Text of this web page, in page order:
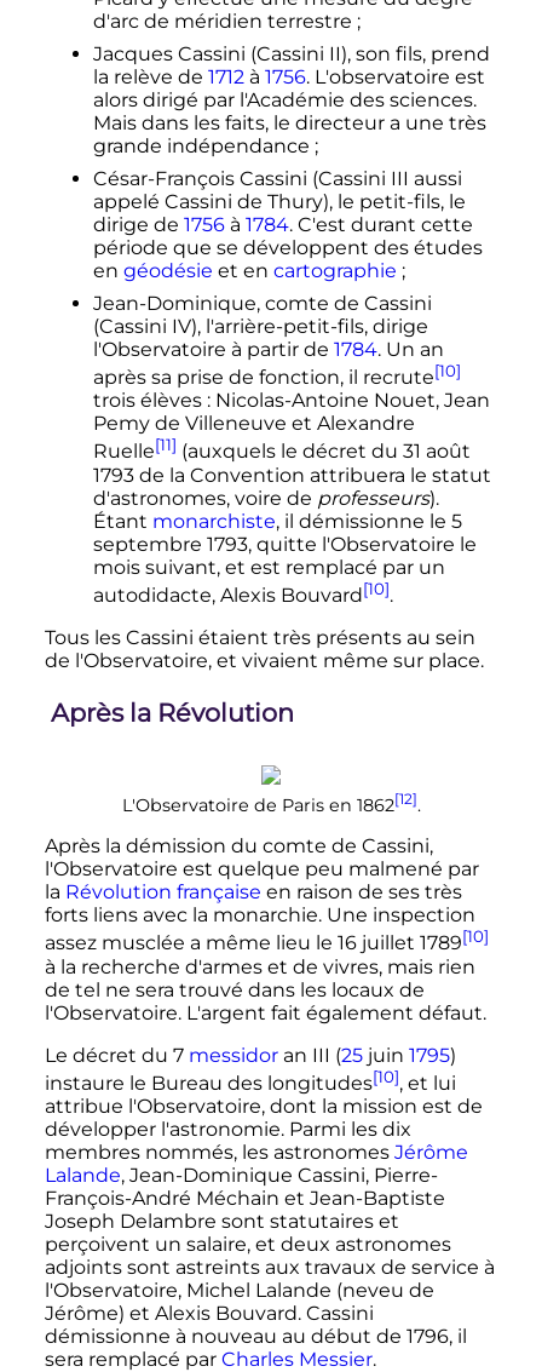
d'arc de méridien terrestre ;
Jacques Cassini (Cassini II), son fils, prend
la relève de 1712à 1756. L'observatoire est
alors dirigé par l'Académie des sciences.
Mais dans les faits, le directeur a une très
grande indépendance ;
César-François Cassini (Cassini III aussi
appelé Cassini de Thury), le petit-fils, le
dirige de 1756à 1784. C'est durant cette
période que se développent des études
en géodésie et en cartographie ;
Jean-Dominique, comte de Cassini
(Cassini IV), l'arrière-petit-fils, dirige
l'Observatoire à partir de 1784. Un an
après sa prise de fonction, il recrute[10]
trois élèves : Nicolas-Antoine Nouet, Jean
Pemy de Villeneuve et Alexandre
Ruelle[11] (auxquels le décret du 31 août
1793de la Convention attribuera le statut
d'astronomes, voire de professeurs).
Étant monarchiste, il démissionne le 5
septembre 1793, quitte l'Observatoire le
mois suivant, et est remplacé par un
autodidacte, Alexis Bouvard[10].
Tous les Cassini étaient très présents au sein
de l'Observatoire, et vivaient même sur place.
Après la Révolution
L'Observatoire de Paris en 1862[12].
Après la démission du comte de Cassini,
l'Observatoire est quelque peu malmené par
la Révolution française en raison de ses très
forts liens avec la monarchie. Une inspection
assez musclée a même lieu le 16 juillet 1789[10]
à la recherche d'armes et de vivres, mais rien
de tel ne sera trouvé dans les locaux de
l'Observatoire. L'argent fait également défaut.
Le décret du 7 messidoran III (25juin 1795)
instaure le Bureau des longitudes[10], et lui
attribue l'Observatoire, dont la mission est de
développer l'astronomie. Parmi les dix
membres nommés, les astronomes Jérôme
Lalande, Jean-Dominique Cassini, Pierre-
François-André Méchain et Jean-Baptiste
Joseph Delambre sont statutaires et
perçoivent un salaire, et deux astronomes
adjoints sont astreints aux travaux de service à
l'Observatoire, Michel Lalande (neveu de
Jérôme) et Alexis Bouvard. Cassini
démissionne à nouveau au début de 1796, il
sera remplacé par Charles Messier.